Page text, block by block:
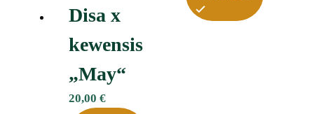
Disa x
kewensis
„May“
20,00 €